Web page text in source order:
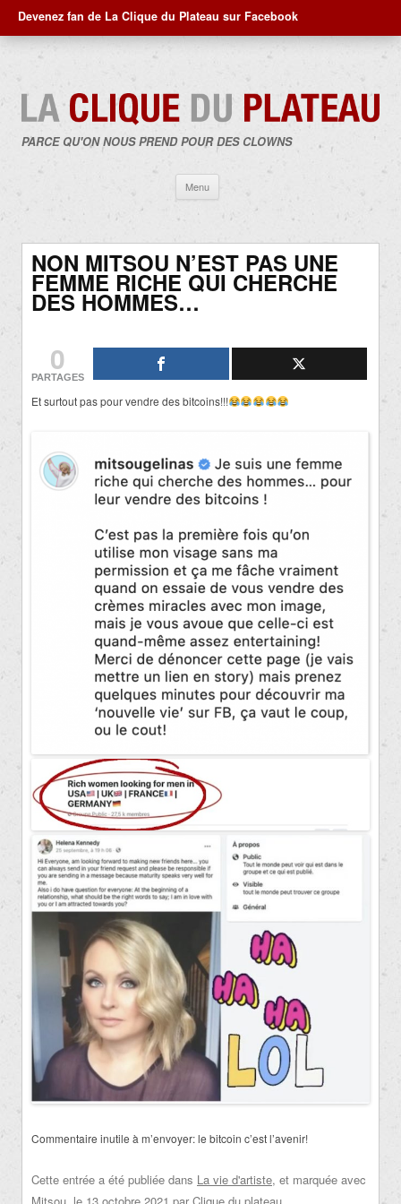
Devenez fan de La Clique du Plateau sur Facebook
PARCE QU'ON NOUS PREND POUR DES CLOWNS
Menu
contenu
NON MITSOU N’EST PAS UNE
FEMME RICHE QUI CHERCHE
DES HOMMES…
0
PARTAGES
Et surtout pas pour vendre des bitcoins!!!
Commentaire inutile à m’envoyer: le bitcoin c’est l’avenir!
Cette entrée a été publiée dans La vie d'artiste, et marquée avec